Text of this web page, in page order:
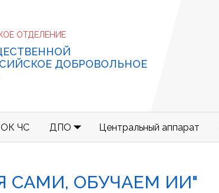
ОТДЕЛЕНИЕ
ДОБРОВОЛЬНОЕ
ЧС ДПО Центральный аппарат
САМИ, ОБУЧАЕМ ИИ"